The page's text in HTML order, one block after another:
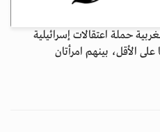
حملة اعتقالات إسرائيلية
عن توقيف 60 مدنيا على الأقل، بينهم امرأتان